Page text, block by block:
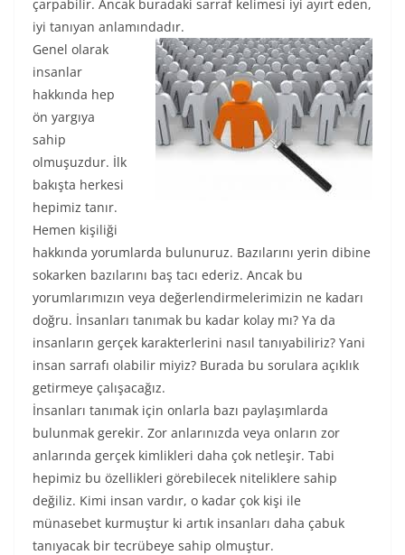
çarpabilir. Ancak buradaki sarraf kelimesi iyi ayırt eden,
iyi tanıyan anlamındadır.
Genel olarak
insanlar
hakkında hep
ön yargıya
sahip
olmuşuzdur. İlk
bakışta herkesi
hepimiz tanır.
Hemen kişiliği
hakkında yorumlarda bulunuruz. Bazılarını yerin dibine
sokarken bazılarını baş tacı ederiz. Ancak bu
yorumlarımızın veya değerlendirmelerimizin ne kadarı
doğru. İnsanları tanımak bu kadar kolay mı? Ya da
insanların gerçek karakterlerini nasıl tanıyabiliriz? Yani
insan sarrafı olabilir miyiz? Burada bu sorulara açıklık
getirmeye çalışacağız.
İnsanları tanımak için onlarla bazı paylaşımlarda
bulunmak gerekir. Zor anlarınızda veya onların zor
anlarında gerçek kimlikleri daha çok netleşir. Tabi
hepimiz bu özellikleri görebilecek niteliklere sahip
değiliz. Kimi insan vardır, o kadar çok kişi ile
münasebet kurmuştur ki artık insanları daha çabuk
tanıyacak bir tecrübeye sahip olmuştur.